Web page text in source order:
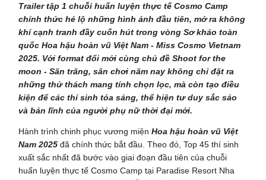
Trailer tập 1 chuỗi huấn luyện thực tế Cosmo Camp
chính thức hé lộ những hình ảnh đầu tiên, mở ra không
khí cạnh tranh đầy cuốn hút trong vòng Sơ khảo toàn
quốc Hoa hậu hoàn vũ Việt Nam - Miss Cosmo Vietnam
2025. Với format đổi mới cùng chủ đề Shoot for the
moon - Săn trăng, sân chơi năm nay không chỉ đặt ra
những thử thách mang tính chọn lọc, mà còn tạo điều
kiện để các thí sinh tỏa sáng, thể hiện tư duy sắc sảo
và bản lĩnh của người phụ nữ thời đại mới.
Hành trình chinh phục vương miệnHoa hậu hoàn vũ Việt
Nam 2025 đã chính thức bắt đầu. Theo đó, Top 45 thí sinh
xuất sắc nhất đã bước vào giai đoạn đầu tiên của chuỗi
huấn luyện thực tế Cosmo Camp tại Paradise Resort Nha